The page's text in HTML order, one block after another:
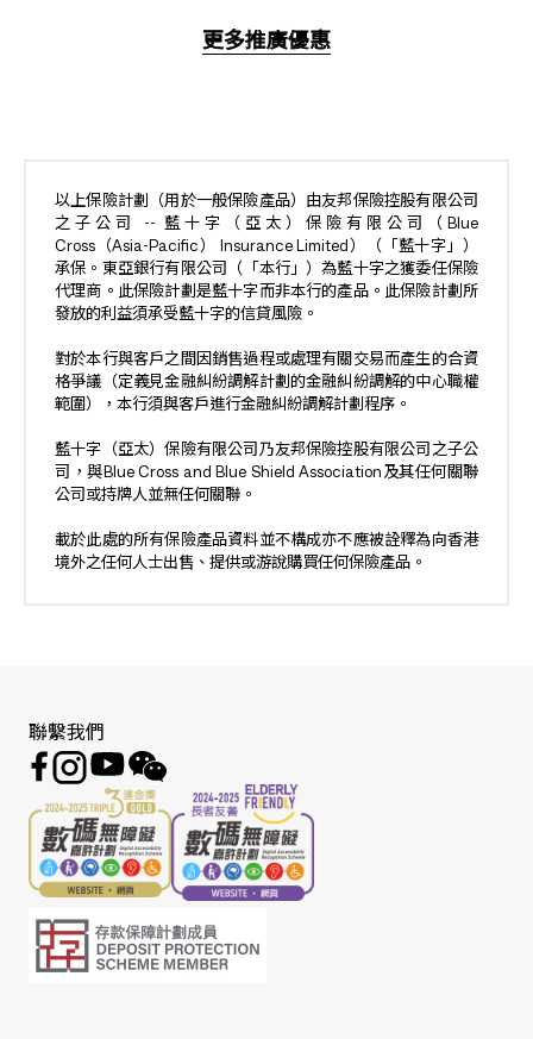
更多推廣優惠
以上保險計劃（用於一般保險產品）由友邦保險控股有限公司
之子公司 -- 藍十字（亞太）保險有限公司（Blue
Cross（Asia-Pacific） Insurance Limited）（「藍十字」）
承保。東亞銀行有限公司（「本行」）為藍十字之獲委任保險
代理商。此保險計劃是藍十字而非本行的產品。此保險計劃所
發放的利益須承受藍十字的信貸風險。
對於本行與客戶之間因銷售過程或處理有關交易而產生的合資
格爭議（定義見金融糾紛調解計劃的金融糾紛調解的中心職權
範圍），本行須與客戶進行金融糾紛調解計劃程序。
藍十字（亞太）保險有限公司乃友邦保險控股有限公司之子公
司，與Blue Cross and Blue Shield Association及其任何關聯
公司或持牌人並無任何關聯。
載於此處的所有保險產品資料並不構成亦不應被詮釋為向香港
境外之任何人士出售、提供或游說購買任何保險產品。
聯繫我們